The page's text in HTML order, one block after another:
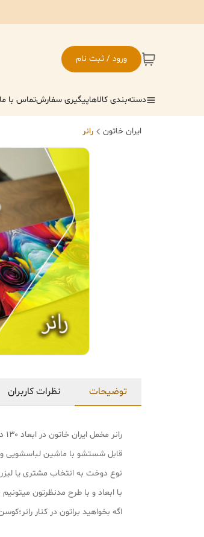
ورود / ثبت نام
دسته‌بندی کالاهاپیگیری سفارشتماس با ما
ایران خاتون رانر
توضیحات نظرات کاربران
رانر مخمل ایران خاتون در ابعاد ۱۳۰ در ۴۰ و ۱۰۰ در ۴۰ طرح سنتی پارچه مخمل پورشه لمینت دار درجه یک و بسیار نرم و لطیف هست.
قابل شستشو با ماشین
نوع دوخت به انتخاب مشتری یا
با ابعاد و با طرح مدنظرتون میتونیم براتون
اگه بخواهید براتون در کنار